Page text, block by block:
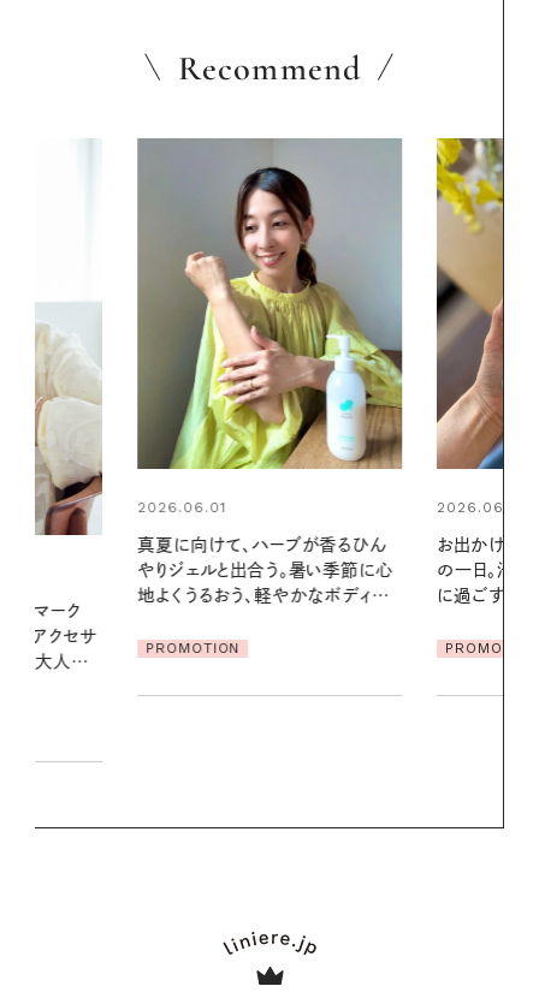
Recommend
2026.06.01
お出かけ前のひと手間で変わる、夏
の一日。汗ばむ季節を「ごきげん」
に過ごす私の新習慣
PROMOTION
2026.07.24
夏の髪と心
る【大人気の
1本で汗ばむ
PROMOTION